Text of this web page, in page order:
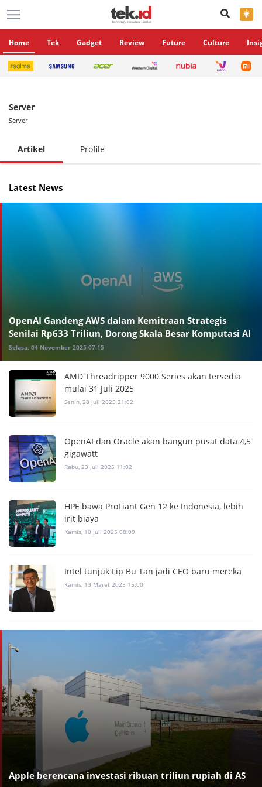
×
Home Tek Gadget Review Future Culture
Server
Server
Artikel Profile
Latest News
OpenAI Gandeng AWS dalam Kemitraan Strategis
Senilai Rp633 Triliun, Dorong Skala Besar Komputasi AI
Selasa, 04 November 2025 07:15
AMD Threadripper 9000 Series akan tersedia
mulai 31 Juli 2025
Senin, 28 Juli 2025 21:02
OpenAI dan Oracle akan bangun pusat data 4,5
gigawatt
Rabu, 23 Juli 2025 11:02
HPE bawa ProLiant Gen 12 ke Indonesia, lebih
irit biaya
Kamis, 10 Juli 2025 08:09
Intel tunjuk Lip Bu Tan jadi CEO baru mereka
Kamis, 13 Maret 2025 15:00
Apple berencana investasi ribuan triliun rupiah di AS